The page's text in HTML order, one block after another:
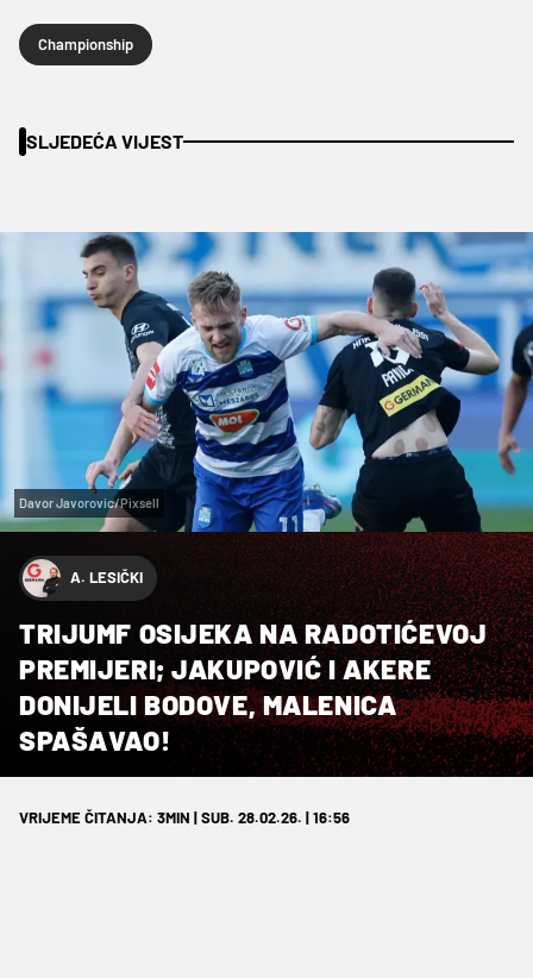
Championship
SLJEDEĆA VIJEST
Davor Javorovic/Pixsell
A. LESIČKI
TRIJUMF OSIJEKA NA RADOTIĆEVOJ
PREMIJERI; JAKUPOVIĆ I AKERE
DONIJELI BODOVE, MALENICA
SPAŠAVAO!
VRIJEME ČITANJA: 3MIN | SUB. 28.02.26. | 16:56